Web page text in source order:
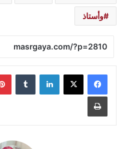
وأستاذ
لينكدإن
طباعة